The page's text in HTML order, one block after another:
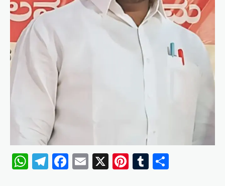
WhatsApp
Telegram
Facebook
Email
X Pinterest
Tumblr